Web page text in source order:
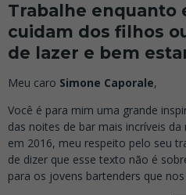
Trabalhe enquanto
cuidam dos filhos
de lazer e bem
Meu caro Simone Caporale,
Você é para mim uma grande
das noites de bar mais incríveis da
em 2016, meu respeito pelo seu
de dizer que esse texto não é
para os jovens bartenders que